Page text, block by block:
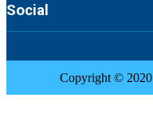
Social
Copyright ©